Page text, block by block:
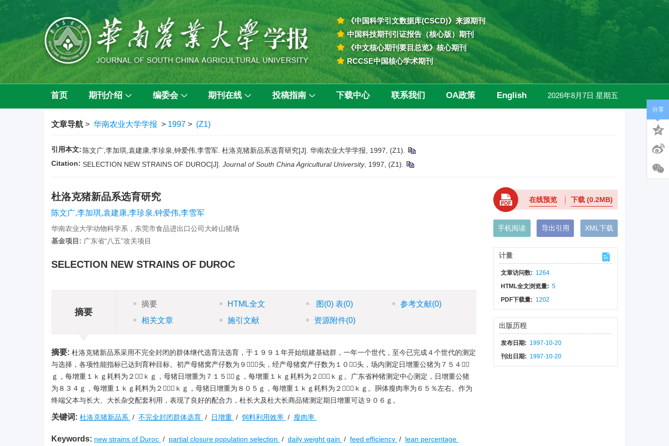
《中国科学引文数据库(CSCD)》来源期刊
中国科技期刊引证报告（核心版）期刊
《中文核心期刊要目总览》核心期刊
RCCSE中国核心学术期刊
首页 期刊介绍 编委会 期刊在线 投稿指南 下载中心 联系我们 OA政策 English 2026年8月7日 星期五
文章导航 > 华南农业大学学报 > 1997 > (Z1)
引用本文: 陈文广,李加琪,袁建康,李珍泉,钟爱伟,李雪军. 杜洛克猪新品系选育研究[J]. 华南农业大学学报, 1997, (Z1).
Citation: SELECTION NEW STRAINS OF DUROC[J]. Journal of South China Agricultural University, 1997, (Z1).
杜洛克猪新品系选育研究
陈文广,李加琪,袁建康,李珍泉,钟爱伟,李雪军
华南农业大学动物科学系，东莞市食品进出口公司大岭山猪场
基金项目: 广东省“八五”攻关项目
SELECTION NEW STRAINS OF DUROC
摘要
摘要 HTML全文 图 (0)表(0) 参考文献(0)
相关文章
施引文献 资源附件(0)
摘要: 杜洛克猪新品系采用不完全封闭的群体继代选育法选育，于１９９１年开始组建基础群，一年一个世代，至今已完成４个世代的测定
与选择，各项性能指标已达到育种目标。初产母猪窝产仔数为９１９头，经产母猪窝产仔数为１０６头，场内测定日增重公猪为７５４５
ｇ，每增重１ｋｇ耗料为２８ｋｇ，母猪日增重为７１５６ｇ，每增重１ｋｇ耗料为２８９ｋｇ。广东省种猪测定中心测定，日增重公猪
为８３４ｇ，每增重１ｋｇ耗料为２１６ｋｇ，母猪日增重为８０５ｇ，每增重１ｋｇ耗料为２３８ｋｇ。胴体瘦肉率为６５％左右。作为
终端父本与长大、大长杂交配套利用，表现了良好的配合力，杜长大及杜大长商品猪测定期日增重可达９０６ｇ。
关键词: 杜洛克猪新品系 / 不完全封闭群体选育 / 日增重 / 饲料利用效率 / 瘦肉率
Keywords: new strains of Duroc / partial closure population selection / daily weight gain / feed efficiency / lean percentage
在线预览 下载 (0.2MB)
手机阅读 导出引用 XML下载
计量
文章访问数: 1264
HTML全文浏览量: 5
PDF下载量: 1202
出版历程
发布日期: 1997-10-20
刊出日期: 1997-10-20
分享